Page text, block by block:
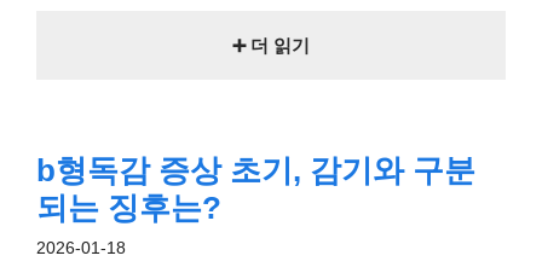
➕ 더 읽기
b형독감 증상 초기, 감기와 구분
되는 징후는?
2026-01-18